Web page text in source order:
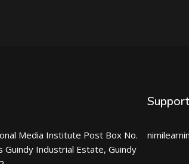
Media Institute Post Box No.
Guindy Industrial Estate, Guindy
Support